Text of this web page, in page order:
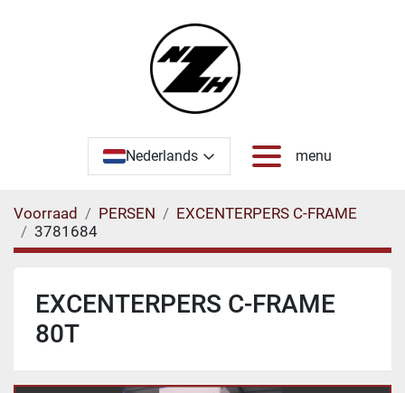
Nederlands menu
Voorraad PERSEN
EXCENTERPERS C-FRAME
3781684
EXCENTERPERS C-FRAME
80T